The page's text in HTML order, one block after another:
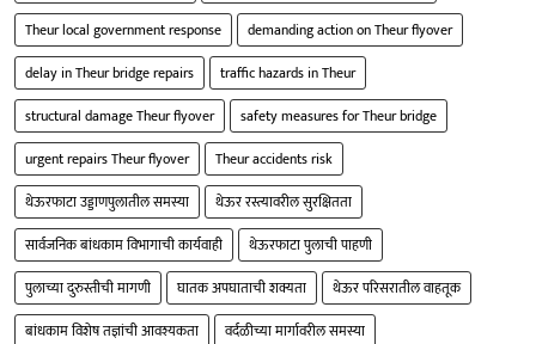
Theur local government response
demanding action on Theur flyover
delay in Theur bridge repairs
traffic hazards in Theur
structural damage Theur flyover
safety measures for Theur bridge
urgent repairs Theur flyover
Theur accidents risk
थेऊरफाटा उड्डाणपुलातील समस्या
थेऊर रस्त्यावरील सुरक्षितता
सार्वजनिक बांधकाम विभागाची कार्यवाही
थेऊरफाटा पुलाची पाहणी
पुलाच्या दुरुस्तीची मागणी
घातक अपघाताची शक्यता
थेऊर परिसरातील वाहतूक
बांधकाम विशेष तज्ञांची आवश्यकता
वर्दळीच्या मार्गावरील समस्या